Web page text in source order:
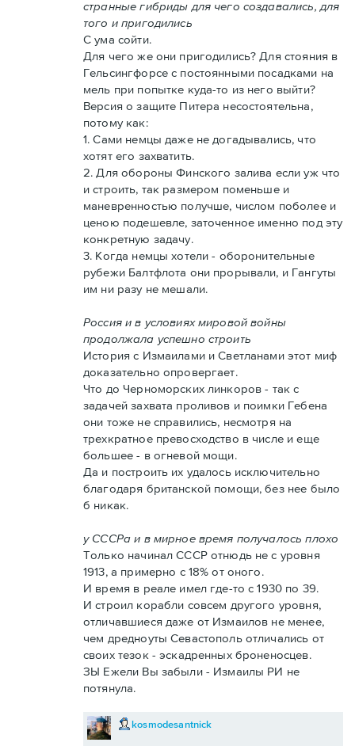
странные гибриды для чего создавались, для
того и пригодились
С ума сойти.
Для чего же они пригодились? Для стояния в
Гельсингфорсе с постоянными посадками на
мель при попытке куда-то из него выйти?
Версия о защите Питера несостоятельна,
потому как:
1. Сами немцы даже не догадывались, что
хотят его захватить.
2. Для обороны Финского залива если уж что
и строить, так размером поменьше и
маневренностью получше, числом поболее и
ценою подешевле, заточенное именно под эту
конкретную задачу.
3. Когда немцы хотели - оборонительные
рубежи Балтфлота они прорывали, и Гангуты
им ни разу не мешали.
Россия и в условиях мировой войны
продолжала успешно строить
История с Измаилами и Светланами этот миф
доказательно опровергает.
Что до Черноморских линкоров - так с
задачей захвата проливов и поимки Гебена
они тоже не справились, несмотря на
трехкратное превосходство в числе и еще
большее - в огневой мощи.
Да и построить их удалось исключительно
благодаря британской помощи, без нее было
б никак.
у СССРа и в мирное время получалось плохо
Только начинал СССР отнюдь не с уровня
1913, а примерно с 18% от оного.
И время в реале имел где-то с 1930 по 39.
И строил корабли совсем другого уровня,
отличавшиеся даже от Измаилов не менее,
чем дредноуты Севастополь отличались от
своих тезок - эскадренных броненосцев.
ЗЫ Ежели Вы забыли - Измаилы РИ не
потянула.
kosmodesantnick